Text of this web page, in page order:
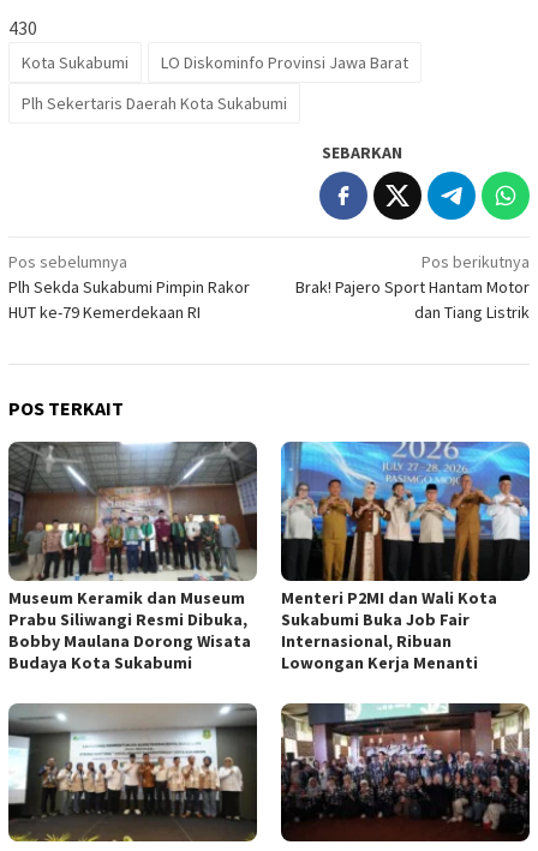
430
Kota Sukabumi
LO Diskominfo Provinsi Jawa Barat
Plh Sekertaris Daerah Kota Sukabumi
SEBARKAN
Navigasi
pos
Pos sebelumnya
Plh Sekda Sukabumi Pimpin Rakor
HUT ke-79 Kemerdekaan RI
Pos berikutnya
Brak! Pajero Sport Hantam Motor
dan Tiang Listrik
POS TERKAIT
Museum Keramik dan Museum
Prabu Siliwangi Resmi Dibuka,
Bobby Maulana Dorong Wisata
Budaya Kota Sukabumi
Menteri P2MI dan Wali Kota
Sukabumi Buka Job Fair
Internasional, Ribuan
Lowongan Kerja Menanti